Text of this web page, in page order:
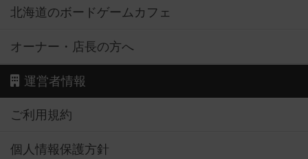
北海道のボードゲームカフェ
オーナー・店長の方へ
運営者情報
ご利用規約
個人情報保護方針